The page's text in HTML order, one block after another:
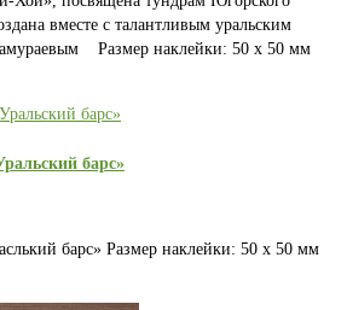
вместе с талантливым уральским
Размер наклейки: 50 х 50 мм
барс»
барс» Размер наклейки: 50 х 50 мм